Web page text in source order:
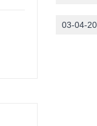
03-04-